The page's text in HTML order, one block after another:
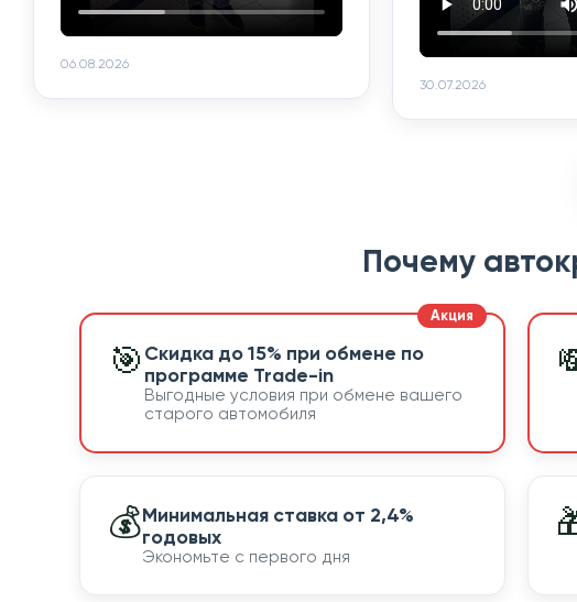
06.08.2026
30.07.2026
Почему
🎯 Скидка до 15% при обмене по
программе Trade-in
Выгодные условия при обмене вашего
старого автомобиля
💰Минимальная ставка от 2,4%
годовых
Экономьте с первого дня